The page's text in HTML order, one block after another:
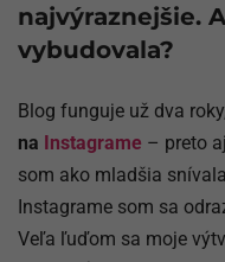
najvýraznejšie.
vybudovala?
Blog funguje už dva
na Instagrame – preto
som ako mladšia
Instagrame som sa
Veľa ľuďom sa moje